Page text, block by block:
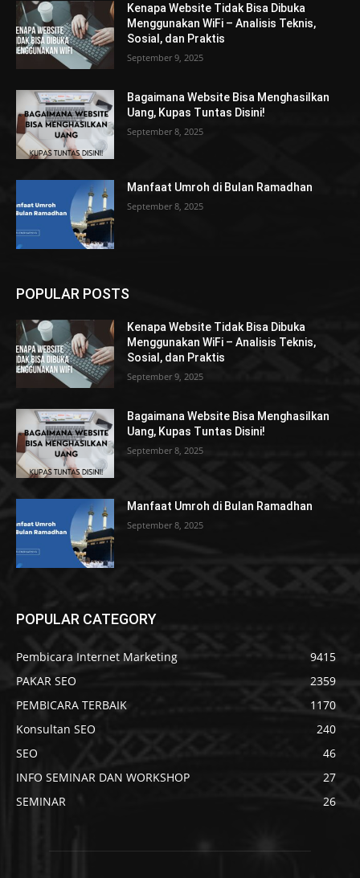
Kenapa Website Tidak Bisa Dibuka
Menggunakan WiFi – Analisis Teknis,
Sosial, dan Praktis
September 9, 2025
Bagaimana Website Bisa Menghasilkan
Uang, Kupas Tuntas Disini!
September 8, 2025
Manfaat Umroh di Bulan Ramadhan
September 8, 2025
POPULAR POSTS
Kenapa Website Tidak Bisa Dibuka
Menggunakan WiFi – Analisis Teknis,
Sosial, dan Praktis
September 9, 2025
Bagaimana Website Bisa Menghasilkan
Uang, Kupas Tuntas Disini!
September 8, 2025
Manfaat Umroh di Bulan Ramadhan
September 8, 2025
POPULAR CATEGORY
Pembicara Internet Marketing
9415
PAKAR SEO
2359
PEMBICARA TERBAIK
1170
Konsultan SEO
240
SEO
46
INFO SEMINAR DAN WORKSHOP
27
SEMINAR
26